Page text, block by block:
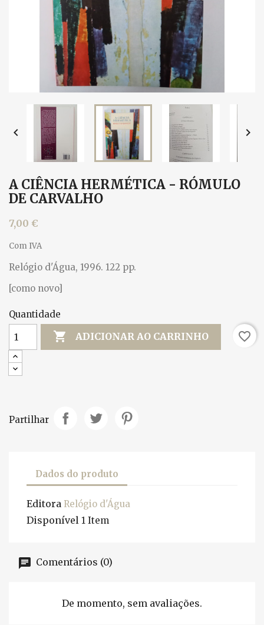
 
A CIÊNCIA HERMÉTICA - RÓMULO
DE CARVALHO
7,00 €
Com IVA
Relógio d'Água, 1996. 122 pp.
[como novo]
Quantidade
 ADICIONAR AO CARRINHO favorite_border
Partilhar
Dados do produto
Editora Relógio d'Água
Disponível 1 Item
Comentários (0)
De momento, sem avaliações.